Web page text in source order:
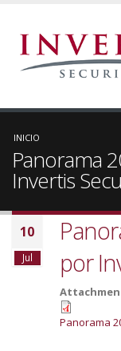
INICIO
Panorama
Invertis
10
Jul
por
Panorama